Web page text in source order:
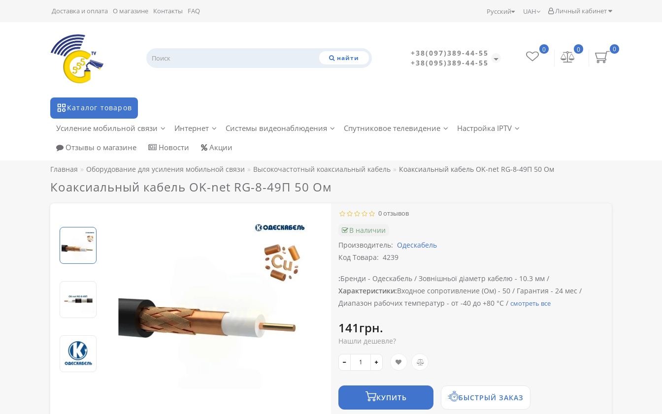
Личный кабинет
UAH
Русский
Доставка и оплата О магазине Контакты FAQ
найти
+38(097)389-44-55
+38(095)389-44-55
0
0
0
Каталог товаров
Усиление мобильной связи Интернет Системы видеонаблюдения Спутниковое телевидение
Настройка IPTV
Отзывы о магазине
Новости Акции
Главная Оборудование для усиления мобильной связи Высокочастотный коаксиальный кабель Коаксиальный кабель OK-net RG-8-49П 50 Ом
Коаксиальный кабель OK-net RG-8-49П 50 Ом
0 отзывов
В наличии
Производитель: Одескабель
Код Товара: 4239
:Бренди - Одескабель / Зовнішньої діаметр кабелю - 10.3 мм /
Характеристики:Входное сопротивление (Ом) - 50 / Гарантия - 24 мес /
Диапазон рабочих температур - от -40 до +80 °C / смотреть все
141грн.
Нашли дешевле?
КУПИТЬ БЫСТРЫЙ ЗАКАЗ